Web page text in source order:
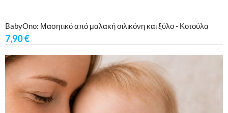
BabyOno: Μασητικό από μαλακή σιλικόνη και ξύλο - Κοτούλα
7,90€